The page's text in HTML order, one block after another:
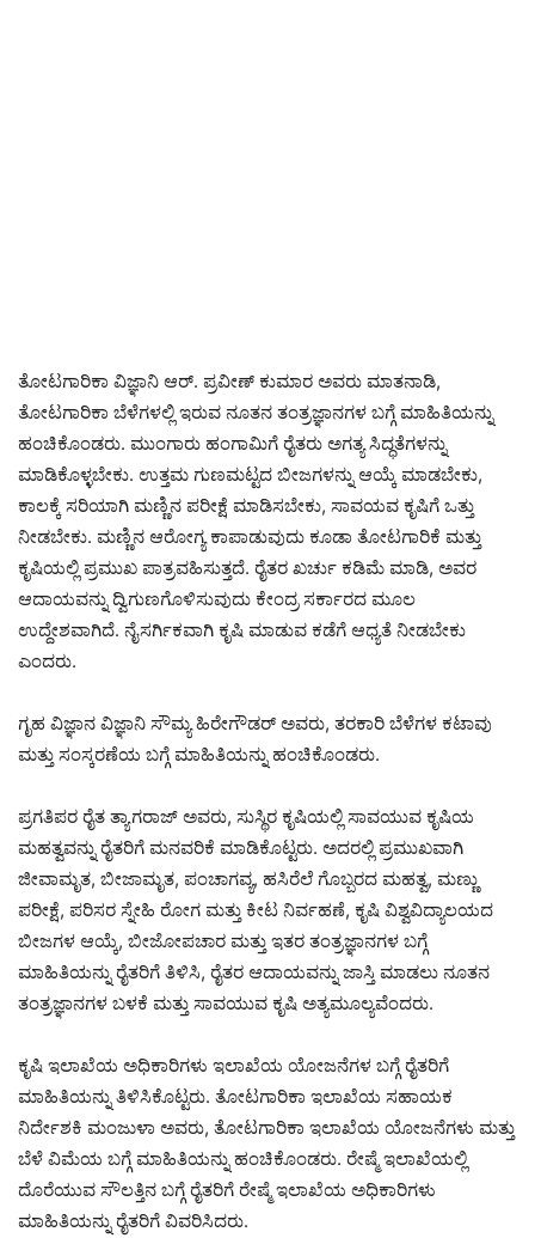
ತೋಟಗಾರಿಕಾ ವಿಜ್ಞಾನಿ ಆರ್. ಪ್ರವೀಣ್ ಕುಮಾರ ಅವರು ಮಾತನಾಡಿ,
ತೋಟಗಾರಿಕಾ ಬೆಳೆಗಳಲ್ಲಿ ಇರುವ ನೂತನ ತಂತ್ರಜ್ಞಾನಗಳ ಬಗ್ಗೆ ಮಾಹಿತಿಯನ್ನು
ಹಂಚಿಕೊಂಡರು. ಮುಂಗಾರು ಹಂಗಾಮಿಗೆ ರೈತರು ಅಗತ್ಯ ಸಿದ್ಧತೆಗಳನ್ನು
ಮಾಡಿಕೊಳ್ಳಬೇಕು. ಉತ್ತಮ ಗುಣಮಟ್ಟದ ಬೀಜಗಳನ್ನು ಆಯ್ಕೆ ಮಾಡಬೇಕು,
ಕಾಲಕ್ಕೆ ಸರಿಯಾಗಿ ಮಣ್ಣಿನ ಪರೀಕ್ಷೆ ಮಾಡಿಸಬೇಕು, ಸಾವಯವ ಕೃಷಿಗೆ ಒತ್ತು
ನೀಡಬೇಕು. ಮಣ್ಣಿನ ಆರೋಗ್ಯ ಕಾಪಾಡುವುದು ಕೂಡಾ ತೋಟಗಾರಿಕೆ ಮತ್ತು
ಕೃಷಿಯಲ್ಲಿ ಪ್ರಮುಖ ಪಾತ್ರವಹಿಸುತ್ತದೆ. ರೈತರ ಖರ್ಚು ಕಡಿಮೆ ಮಾಡಿ, ಅವರ
ಆದಾಯವನ್ನು ದ್ವಿಗುಣಗೊಳಿಸುವುದು ಕೇಂದ್ರ ಸರ್ಕಾರದ ಮೂಲ
ಉದ್ದೇಶವಾಗಿದೆ. ನೈಸರ್ಗಿಕವಾಗಿ ಕೃಷಿ ಮಾಡುವ ಕಡೆಗೆ ಆಧ್ಯತೆ ನೀಡಬೇಕು
ಎಂದರು.
ಗೃಹ ವಿಜ್ಞಾನ ವಿಜ್ಞಾನಿ ಸೌಮ್ಯ ಹಿರೇಗೌಡರ್ ಅವರು, ತರಕಾರಿ ಬೆಳೆಗಳ ಕಟಾವು
ಮತ್ತು ಸಂಸ್ಕರಣೆಯ ಬಗ್ಗೆ ಮಾಹಿತಿಯನ್ನು ಹಂಚಿಕೊಂಡರು.
ಪ್ರಗತಿಪರ ರೈತ ತ್ಯಾಗರಾಜ್ ಅವರು, ಸುಸ್ಥಿರ ಕೃಷಿಯಲ್ಲಿ ಸಾವಯುವ ಕೃಷಿಯ
ಮಹತ್ವವನ್ನು ರೈತರಿಗೆ ಮನವರಿಕೆ ಮಾಡಿಕೊಟ್ಟರು. ಅದರಲ್ಲಿ ಪ್ರಮುಖವಾಗಿ
ಜೀವಾಮೃತ, ಬೀಜಾಮೃತ, ಪಂಚಾಗವ್ಯ, ಹಸಿರೆಲೆ ಗೊಬ್ಬರದ ಮಹತ್ವ, ಮಣ್ಣು
ಪರೀಕ್ಷೆ, ಪರಿಸರ ಸ್ನೇಹಿ ರೋಗ ಮತ್ತು ಕೀಟ ನಿರ್ವಹಣೆ, ಕೃಷಿ ವಿಶ್ವವಿದ್ಯಾಲಯದ
ಬೀಜಗಳ ಆಯ್ಕೆ, ಬೀಜೋಪಚಾರ ಮತ್ತು ಇತರ ತಂತ್ರಜ್ಞಾನಗಳ ಬಗ್ಗೆ
ಮಾಹಿತಿಯನ್ನು ರೈತರಿಗೆ ತಿಳಿಸಿ, ರೈತರ ಆದಾಯವನ್ನು ಜಾಸ್ತಿ ಮಾಡಲು ನೂತನ
ತಂತ್ರಜ್ಞಾನಗಳ ಬಳಕೆ ಮತ್ತು ಸಾವಯುವ ಕೃಷಿ ಅತ್ಯಮೂಲ್ಯವೆಂದರು.
ಕೃಷಿ ಇಲಾಖೆಯ ಅಧಿಕಾರಿಗಳು ಇಲಾಖೆಯ ಯೋಜನೆಗಳ ಬಗ್ಗೆ ರೈತರಿಗೆ
ಮಾಹಿತಿಯನ್ನು ತಿಳಿಸಿಕೊಟ್ಟರು. ತೋಟಗಾರಿಕಾ ಇಲಾಖೆಯ ಸಹಾಯಕ
ನಿರ್ದೇಶಕಿ ಮಂಜುಳಾ ಅವರು, ತೋಟಗಾರಿಕಾ ಇಲಾಖೆಯ ಯೋಜನೆಗಳು ಮತ್ತು
ಬೆಳೆ ವಿಮೆಯ ಬಗ್ಗೆ ಮಾಹಿತಿಯನ್ನು ಹಂಚಿಕೊಂಡರು. ರೇಷ್ಮೆ ಇಲಾಖೆಯಲ್ಲಿ
ದೊರೆಯುವ ಸೌಲತ್ತಿನ ಬಗ್ಗೆ ರೈತರಿಗೆ ರೇಷ್ಮೆ ಇಲಾಖೆಯ ಅಧಿಕಾರಿಗಳು
ಮಾಹಿತಿಯನ್ನು ರೈತರಿಗೆ ವಿವರಿಸಿದರು.